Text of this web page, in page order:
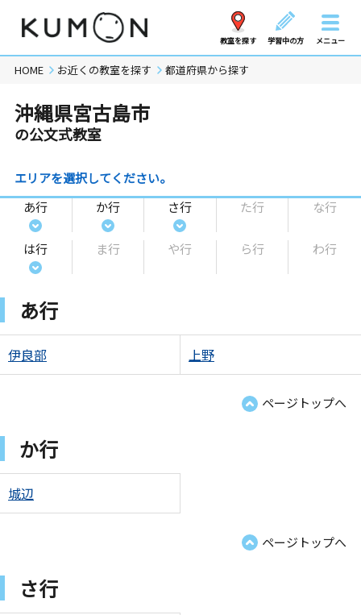
教室を探す 学習中の方 メニュー
HOME お近くの教室を探す 都道府県から探す
沖縄県宮古島市
の公文式教室
エリアを選択してください。
あ行
か行 さ行 た行 な行
は行 ま行 や行 ら行 わ行
あ行
伊良部 上野
ページトップへ
か行
城辺
ページトップへ
さ行